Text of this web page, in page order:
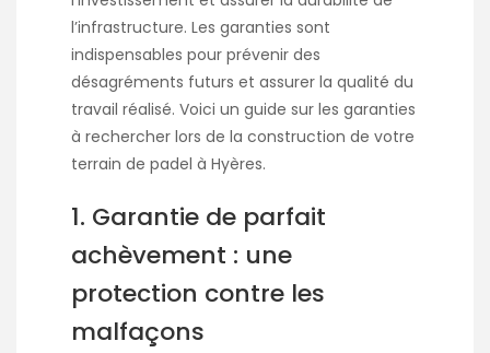
l’infrastructure. Les garanties sont
indispensables pour prévenir des
désagréments futurs et assurer la qualité du
travail réalisé. Voici un guide sur les garanties
à rechercher lors de la construction de votre
terrain de padel à Hyères.
1. Garantie de parfait
achèvement : une
protection contre les
malfaçons